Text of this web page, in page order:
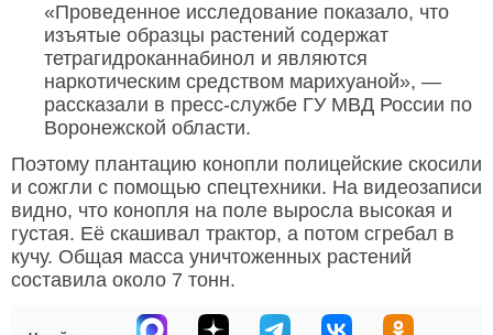
«Проведенное исследование показало, что
изъятые образцы растений содержат
тетрагидроканнабинол и являются
наркотическим средством марихуаной», —
рассказали в пресс-службе ГУ МВД России по
Воронежской области.
Поэтому плантацию конопли полицейские скосили
и сожгли с помощью спецтехники. На видеозаписи
видно, что конопля на поле выросла высокая и
густая. Её скашивал трактор, а потом сгребал в
кучу. Общая масса уничтоженных растений
составила около 7 тонн.